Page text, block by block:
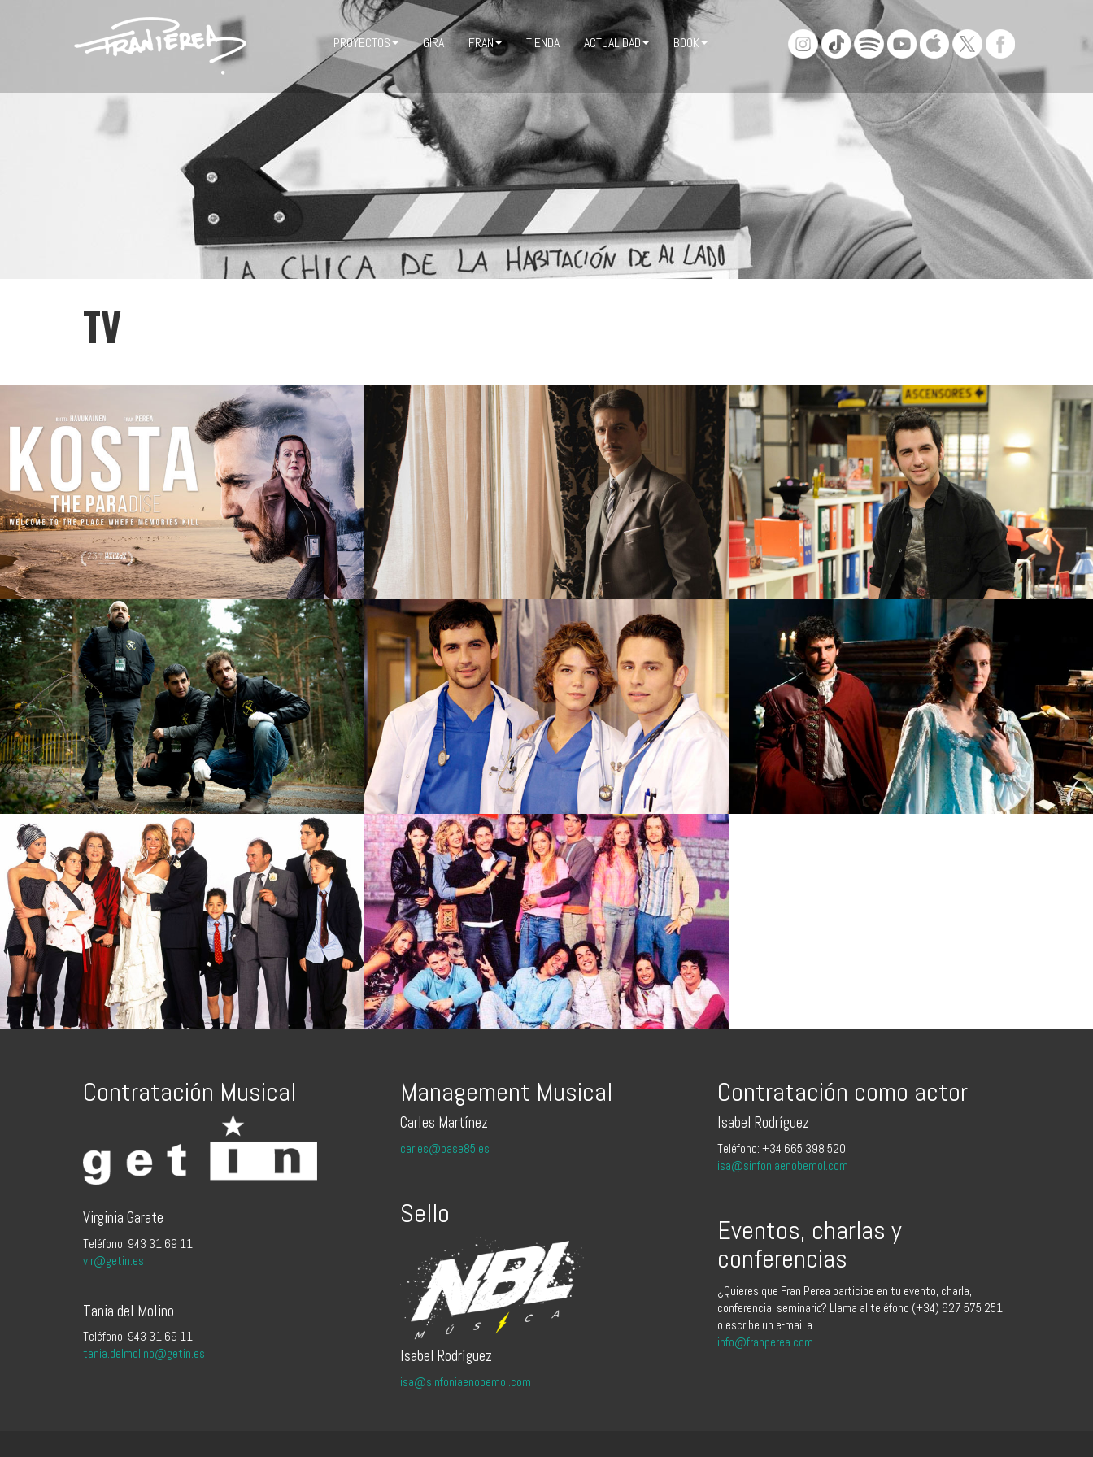
PROYECTOS GIRA FRAN TIENDA ACTUALIDAD BOOK
TV
Contratación Musical
Virginia Garate
Teléfono: 943 31 69 11
vir@getin.es
Tania del Molino
Teléfono: 943 31 69 11
tania.delmolino@getin.es
Management Musical
Carles Martínez
carles@base85.es
Sello
Isabel Rodríguez
isa@sinfoniaenobemol.com
Contratación como actor
Isabel Rodríguez
Teléfono: +34 665 398 520
isa@sinfoniaenobemol.com
Eventos, charlas y
conferencias
¿Quieres que Fran Perea participe en tu evento, charla,
conferencia, seminario? Llama al teléfono (+34) 627 575 251,
o escribe un e-mail a
info@franperea.com